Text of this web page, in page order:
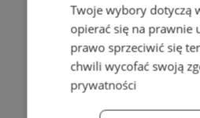
Twoje wybory dotyczą
opierać się na prawnie
prawo sprzeciwić się
chwili wycofać swoją
prywatności